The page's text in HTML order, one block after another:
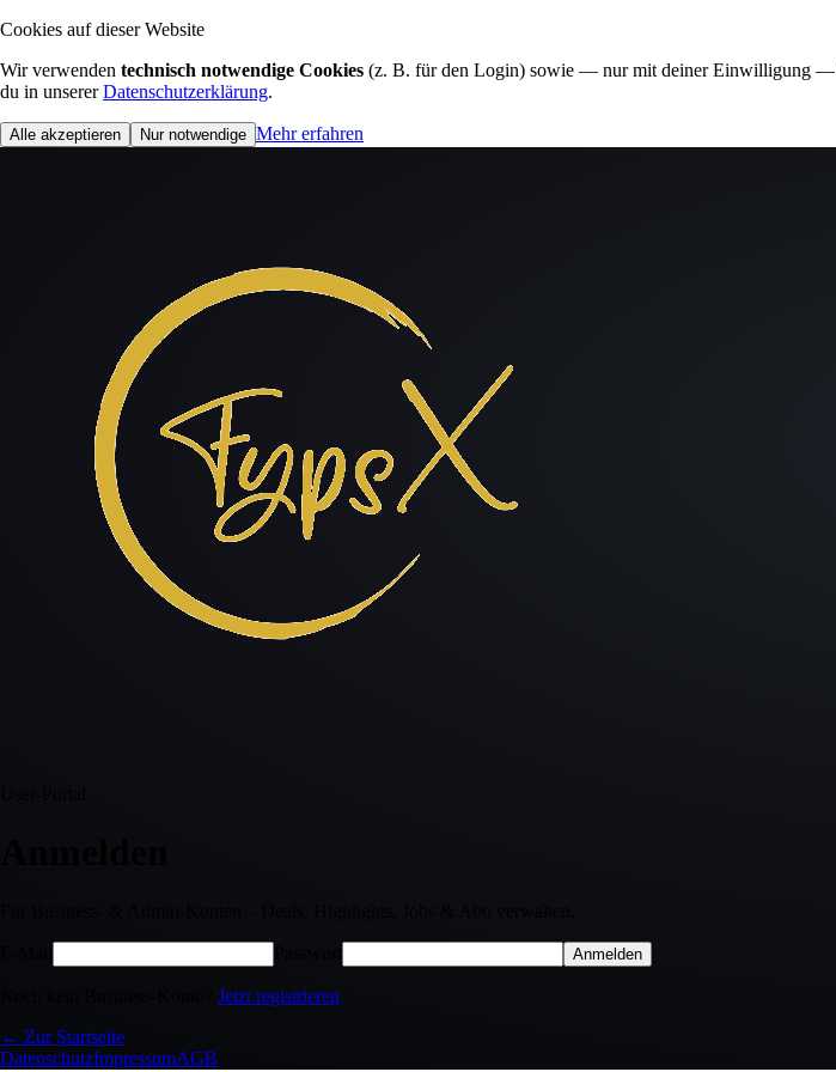
Cookies auf dieser Website
Wir verwenden technisch notwendige Cookies (z. B. für den Login) sowie — nur mit deiner Einwilligung —
du in unserer Datenschutzerklärung.
Alle akzeptieren Nur notwendige Mehr erfahren
Anmelden
Jetzt registrieren
← Zur Startseite
DatenschutzImpressumAGB